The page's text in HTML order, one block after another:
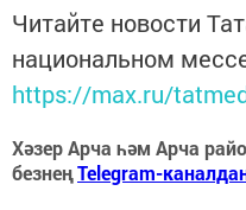
Читайте новости
национальном
https://max.ru/
Хәзер Арча һәм Арча
безнеңTelegram-